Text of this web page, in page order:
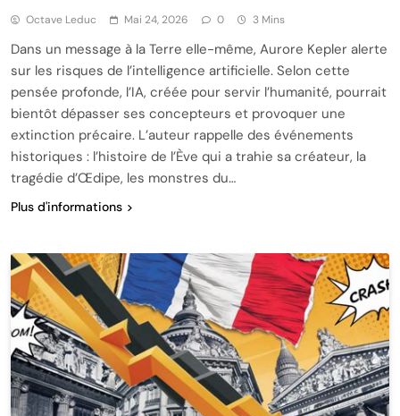
Octave Leduc Mai 24, 2026 0 3 Mins
Dans un message à la Terre elle-même, Aurore Kepler alerte
sur les risques de l’intelligence artificielle. Selon cette
pensée profonde, l’IA, créée pour servir l’humanité, pourrait
bientôt dépasser ses concepteurs et provoquer une
extinction précaire. L’auteur rappelle des événements
historiques : l’histoire de l’Ève qui a trahie sa créateur, la
tragédie d’Œdipe, les monstres du…
Plus d'informations